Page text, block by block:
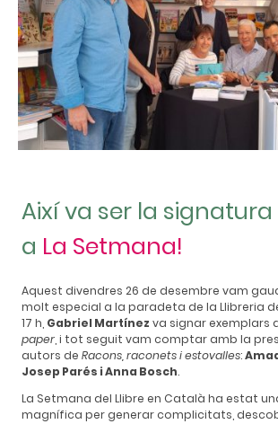
Així va ser la
a La Setmana!
Aquest divendres 26 de desembre vam
molt especial a la paradeta de la Llibreria
17 h, Gabriel Martínez va signar exemplars
paper , i tot seguit vam comptar amb la
autors de Racons, raconets i estovalles:
Josep Parés i Anna Bosch.
La Setmana del Llibre en Català ha estat
magnífica per generar complicitats,